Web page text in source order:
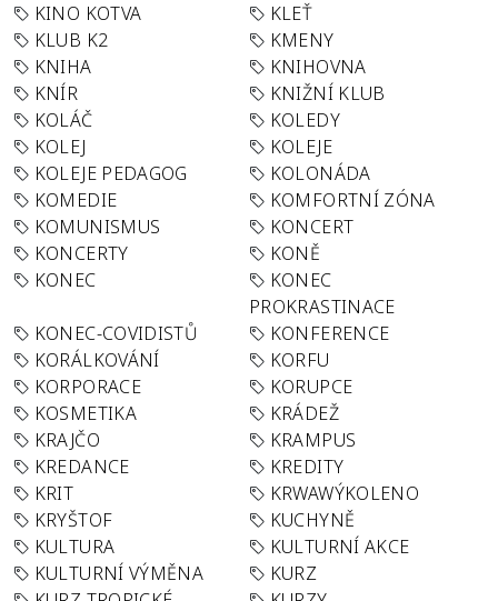
KINO KOTVA
KLEŤ
KLUB K2
KMENY
KNIHA
KNIHOVNA
KNÍR
KNIŽNÍ KLUB
KOLÁČ
KOLEDY
KOLEJ
KOLEJE
KOLEJE PEDAGOG
KOLONÁDA
KOMEDIE
KOMFORTNÍ ZÓNA
KOMUNISMUS
KONCERT
KONCERTY
KONĚ
KONEC
KONEC
PROKRASTINACE
KONEC-COVIDISTŮ
KONFERENCE
KORÁLKOVÁNÍ
KORFU
KORPORACE
KORUPCE
KOSMETIKA
KRÁDEŽ
KRAJČO
KRAMPUS
KREDANCE
KREDITY
KRIT
KRWAWÝKOLENO
KRYŠTOF
KUCHYNĚ
KULTURA
KULTURNÍ AKCE
KULTURNÍ VÝMĚNA
KURZ